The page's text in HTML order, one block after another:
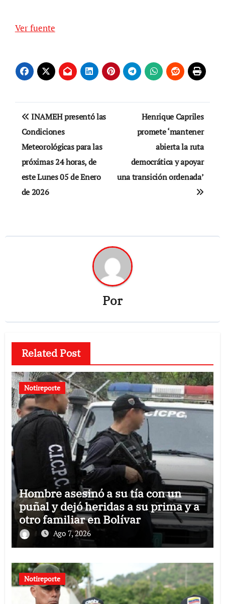
Ver fuente
Navegación
de
entradas
INAMEH presentó las
Condiciones
Meteorológicas para las
próximas 24 horas, de
este Lunes 05 de Enero
de 2026
Henrique Capriles
promete ‘mantener
abierta la ruta
democrática y apoyar
una transición ordenada’
Por
Related Post
Notireporte
Hombre asesinó a su tía con un
puñal y dejó heridas a su prima y a
otro familiar en Bolívar
Ago 7, 2026
Notireporte